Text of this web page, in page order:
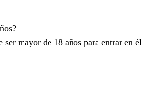
ser mayor de 18 años para entrar en él